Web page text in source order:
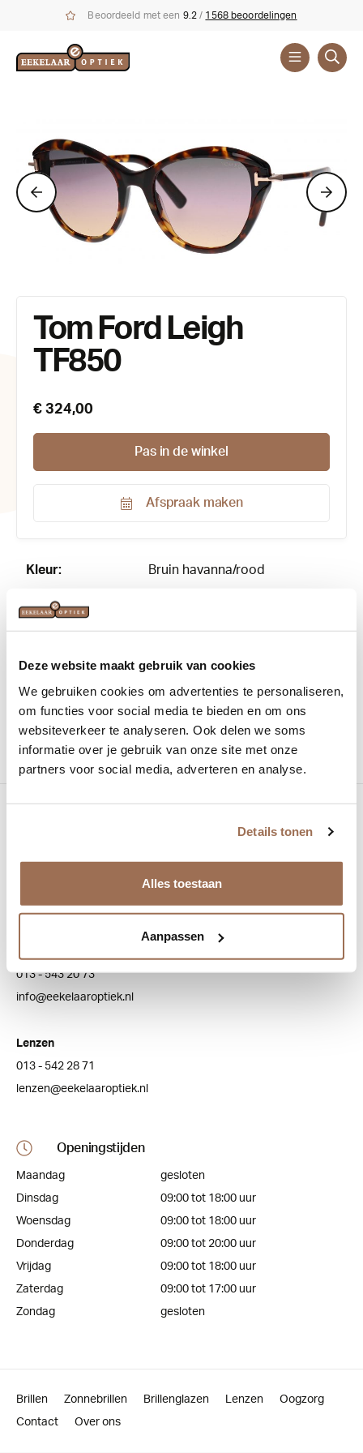
Deze website maakt gebruik van cookies
We gebruiken cookies om advertenties te personaliseren,
om functies voor social media te bieden en om ons
websiteverkeer te analyseren. Ook delen we soms
informatie over je gebruik van onze site met onze
partners voor social media, adverteren en analyse.
Details tonen
Alles toestaan
Aanpassen
Beoordeeld met een 9.2 / 1568 beoordelingen
Merken
Tom Ford
Tom Ford Leigh
TF850
€ 324,00
Pas in de winkel
Afspraak maken
Kleur:
Bruin havanna/rood
Maat:
Vorm: Vlinder
5038 NJ Tilburg
013 - 543 20 73
info@eekelaaroptiek.nl
Lenzen
013 - 542 28 71
lenzen@eekelaaroptiek.nl
Openingstijden
Maandag
gesloten
Dinsdag
09:00 tot 18:00 uur
Woensdag
09:00 tot 18:00 uur
Donderdag
09:00 tot 20:00 uur
Vrijdag
09:00 tot 18:00 uur
Zaterdag
09:00 tot 17:00 uur
Zondag
gesloten
Brillen Zonnebrillen Brillenglazen Lenzen
Oogzorg
Contact
Over ons